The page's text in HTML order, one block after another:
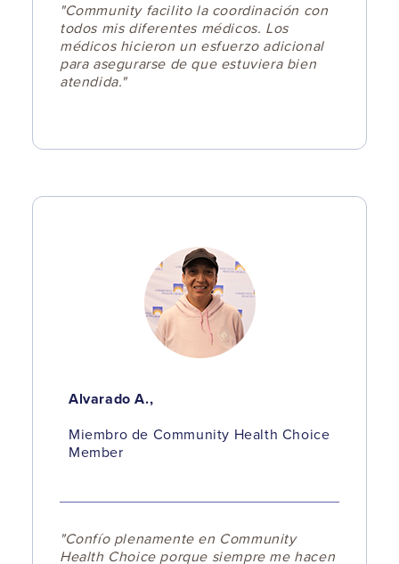
"Community facilito la coordinación con
todos mis diferentes médicos. Los
médicos hicieron un esfuerzo adicional
para asegurarse de que estuviera bien
atendida."​
Alvarado A.,
Miembro de Community Health Choice
Member
"Confío plenamente en Community
Health Choice porque siempre me hacen